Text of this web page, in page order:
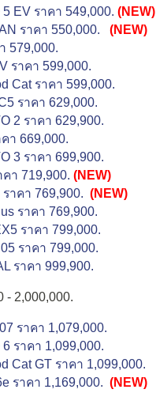
EV ราคา 549,000. (NEW)
ราคา 550,000.
(NEW)
579,000.
ราคา 599,000.
Cat ราคา 599,000.
ราคา 629,000.
2 ราคา 629,900.
า 669,000.
3 ราคา 699,900.
คา 719,900. (NEW)
ราคา 769,900. (NEW)
ราคา 769,900.
ราคา 799,000.
ราคา 799,000.
ราคา 999,900.
- 2,000,000.
ราคา 1,079,000.
ราคา 1,099,000.
Cat GT ราคา 1,099,000.
ราคา 1,169,000. (NEW)